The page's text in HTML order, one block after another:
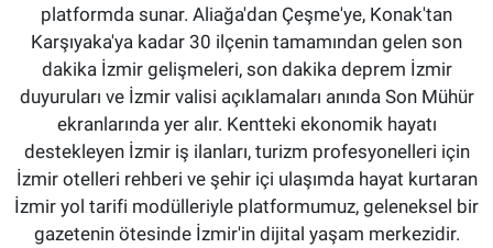
platformda sunar. Aliağa'dan Çeşme'ye, Konak'tan
Karşıyaka'ya kadar 30 ilçenin tamamından gelen son
dakika İzmir gelişmeleri, son dakika deprem İzmir
duyuruları ve İzmir valisi açıklamaları anında Son Mühür
ekranlarında yer alır. Kentteki ekonomik hayatı
destekleyen İzmir iş ilanları, turizm profesyonelleri için
İzmir otelleri rehberi ve şehir içi ulaşımda hayat kurtaran
İzmir yol tarifi modülleriyle platformumuz, geleneksel bir
gazetenin ötesinde İzmir'in dijital yaşam merkezidir.